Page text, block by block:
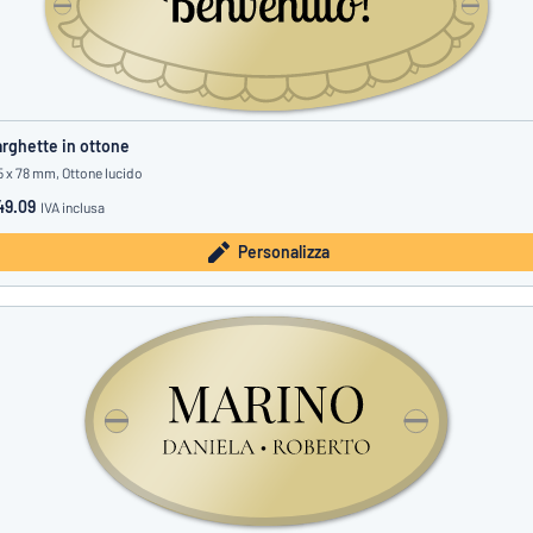
in ottone
x 78 mm, Ottone lucido
IVA inclusa
Personalizza